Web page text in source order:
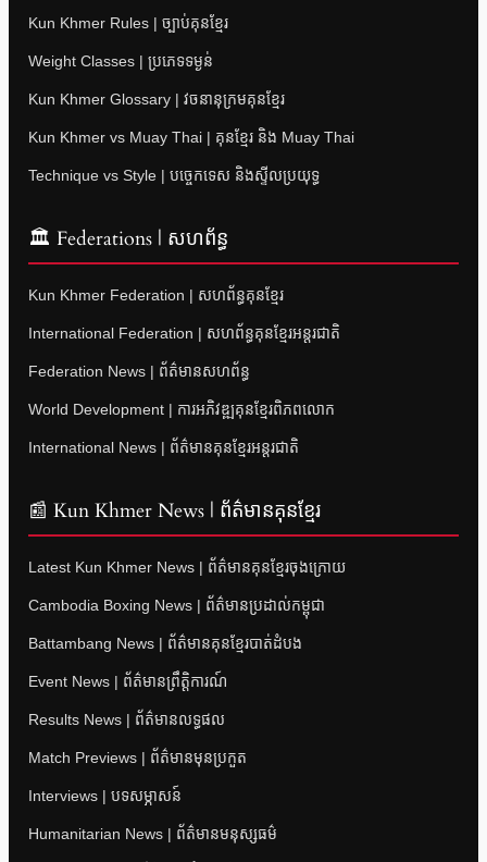
Kun Khmer Rules | ច្បាប់គុនខ្មែរ
Weight Classes | ប្រភេទទម្ងន់
Kun Khmer Glossary | វចនានុក្រមគុនខ្មែរ
Kun Khmer vs Muay Thai | គុនខ្មែរ និង Muay Thai
Technique vs Style | បច្ចេកទេស និងស្ទីលប្រយុទ្ធ
🏛 Federations | សហព័ន្ធ
Kun Khmer Federation | សហព័ន្ធគុនខ្មែរ
International Federation | សហព័ន្ធគុនខ្មែរអន្តរជាតិ
Federation News | ព័ត៌មានសហព័ន្ធ
World Development | ការអភិវឌ្ឍគុនខ្មែរពិភពលោក
International News | ព័ត៌មានគុនខ្មែរអន្តរជាតិ
📰 Kun Khmer News | ព័ត៌មានគុនខ្មែរ
Latest Kun Khmer News | ព័ត៌មានគុនខ្មែរចុងក្រោយ
Cambodia Boxing News | ព័ត៌មានប្រដាល់កម្ពុជា
Battambang News | ព័ត៌មានគុនខ្មែរបាត់ដំបង
Event News | ព័ត៌មានព្រឹត្តិការណ៍
Results News | ព័ត៌មានលទ្ធផល
Match Previews | ព័ត៌មានមុនប្រកួត
Interviews | បទសម្ភាសន៍
Humanitarian News | ព័ត៌មានមនុស្សធម៌